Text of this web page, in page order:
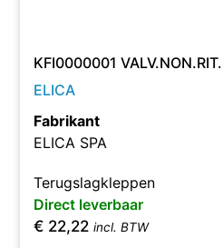
KFI0000001
ELICA
Fabrikant
ELICA SPA
Terugslagkleppen
Direct leverbaar
€ 22,22 incl. BTW